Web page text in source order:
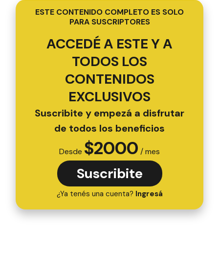
ESTE CONTENIDO COMPLETO ES SOLO
PARA SUSCRIPTORES
ACCEDÉ A ESTE Y A
TODOS LOS
CONTENIDOS
EXCLUSIVOS
Suscribite y empezá a disfrutar
de todos los beneficios
Desde $2000 / mes
Suscribite
¿Ya tenés una cuenta? Ingresá